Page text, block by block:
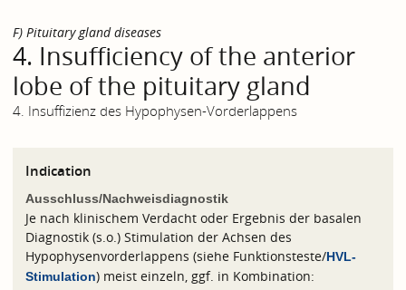
F) Pituitary gland diseases
4. Insufficiency of the anterior
lobe of the pituitary gland
4. Insuffizienz des Hypophysen-Vorderlappens
Indication
Ausschluss/Nachweisdiagnostik
Je nach klinischem Verdacht oder Ergebnis der basalen
Diagnostik (s.o.) Stimulation der Achsen des
Hypophysenvorderlappens (siehe Funktionsteste/HVL-
Stimulation) meist einzeln, ggf. in Kombination: